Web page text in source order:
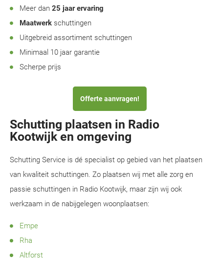
Meer dan 25 jaar ervaring
Maatwerk schuttingen
Uitgebreid assortiment schuttingen
Minimaal 10 jaar garantie
Scherpe prijs
Offerte aanvragen!
Schutting plaatsen in Radio
Kootwijk en omgeving
Schutting Service is dé specialist op gebied van het plaatsen
van kwaliteit schuttingen. Zo plaatsen wij met alle zorg en
passie schuttingen in Radio Kootwijk, maar zijn wij ook
werkzaam in de nabijgelegen woonplaatsen:
Empe
Rha
Altforst